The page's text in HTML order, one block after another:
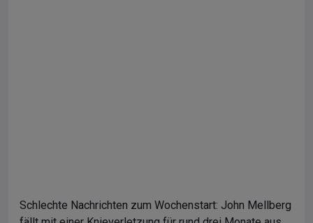
Schlechte Nachrichten zum Wochenstart: John Mellberg